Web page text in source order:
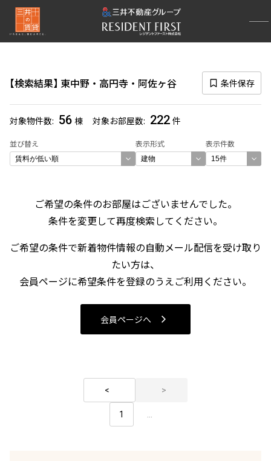
検索結果 東中野・高円寺・阿佐ヶ谷 条件保存
対象物件数 56 棟 対象お部屋数 222 件
並び替え 表示形式 表示件数
再検索ナビゲーション
選択中のエリア
東中野・高円寺・阿佐ヶ谷
(222)
検索対象お部屋数
222
お部屋を再検索
〜
管理費/共益費含む
ご希望の条件のお部屋はございませんでした。
条件を変更して再度検索してください。
ご希望の条件で新着物件情報の自動メール配信を受け取り
たい方は、
会員ページに希望条件を登録のうえご利用ください。
会員ページへ
1 ...